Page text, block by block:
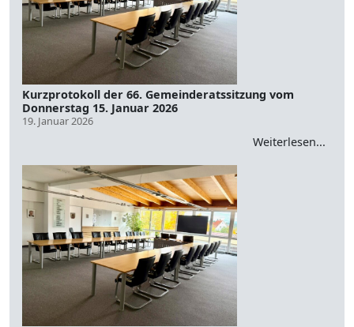
Kurzprotokoll der 66. Gemeinderatssitzung vom
Donnerstag 15. Januar 2026
19. Januar 2026
Weiterlesen...